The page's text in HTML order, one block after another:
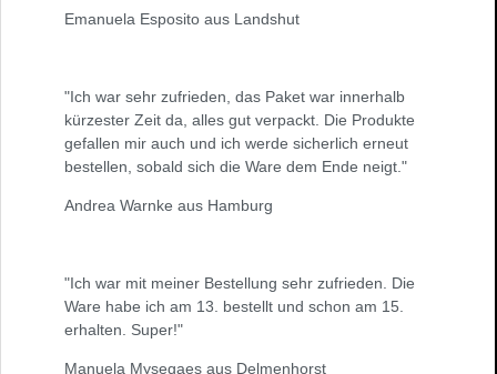
Emanuela Esposito aus Landshut
"Ich war sehr zufrieden, das Paket war innerhalb
kürzester Zeit da, alles gut verpackt. Die Produkte
gefallen mir auch und ich werde sicherlich erneut
bestellen, sobald sich die Ware dem Ende neigt."
Andrea Warnke aus Hamburg
"Ich war mit meiner Bestellung sehr zufrieden. Die
Ware habe ich am 13. bestellt und schon am 15.
erhalten. Super!"
Manuela Mysegaes aus Delmenhorst